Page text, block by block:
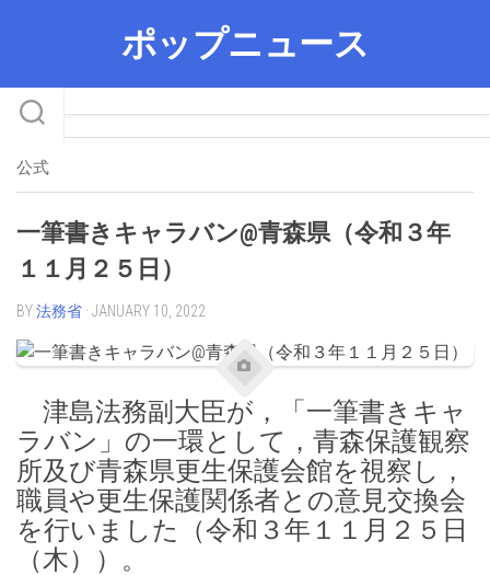
ポップニュース
公式
一筆書きキャラバン@青森県（令和３年
１１月２５日）
BY法務省 · JANUARY 10, 2022
津島法務副大臣が，「一筆書きキャ
ラバン」の一環として，青森保護観察
所及び青森県更生保護会館を視察し，
職員や更生保護関係者との意見交換会
を行いました（令和３年１１月２５日
（木））。